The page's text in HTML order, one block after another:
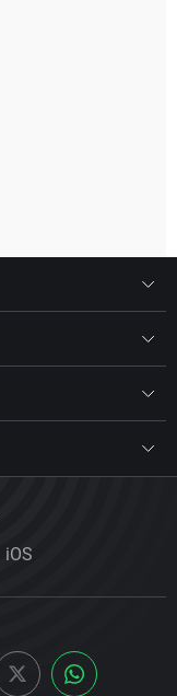
iOS